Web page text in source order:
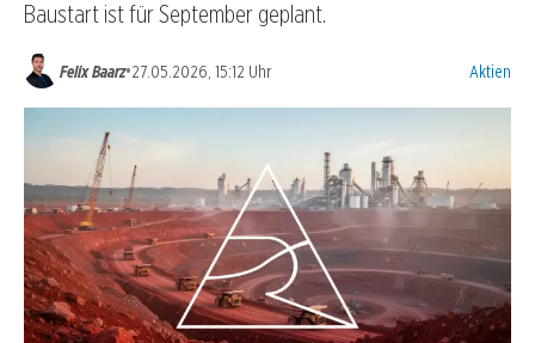
Baustart ist für September geplant.
Felix Baarz•27.05.2026, 15:12 Uhr Aktien